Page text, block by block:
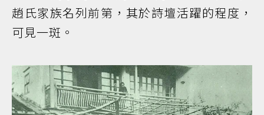
趙氏家族名列前第，其於詩壇活躍的程度，
可見一斑。